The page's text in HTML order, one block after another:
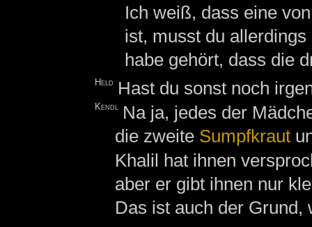
Ich weiß, dass eine
ist, musst du
habe gehört, dass die
Held Hast du sonst noch
Kendl Na ja, jedes der
die zweite Sumpfkraut
Khalil hat ihnen
aber er gibt ihnen nur
Das ist auch der